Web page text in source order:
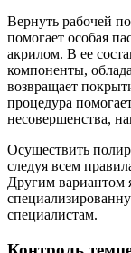
Вернуть рабочей
помогает особая
акрилом. В ее
компоненты,
возвращает
процедура
несовершенства,
Осуществить
следуя всем
Другим вариантом
специалистам.